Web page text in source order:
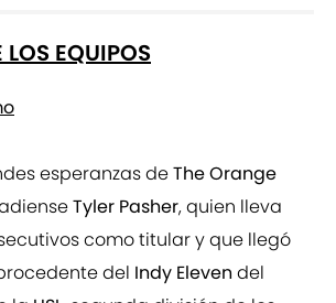
EQUIPOS
esperanzas deThe Orange
Tyler Pasher, quien lleva
como titular y que llegó
del Indy Eleven del